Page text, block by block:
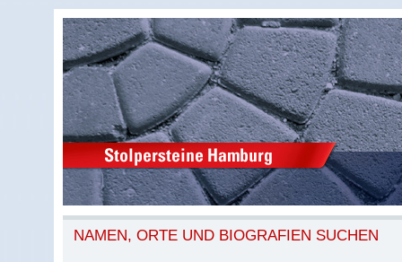
NAMEN, ORTE UND BIOGRAFIEN SUCHEN